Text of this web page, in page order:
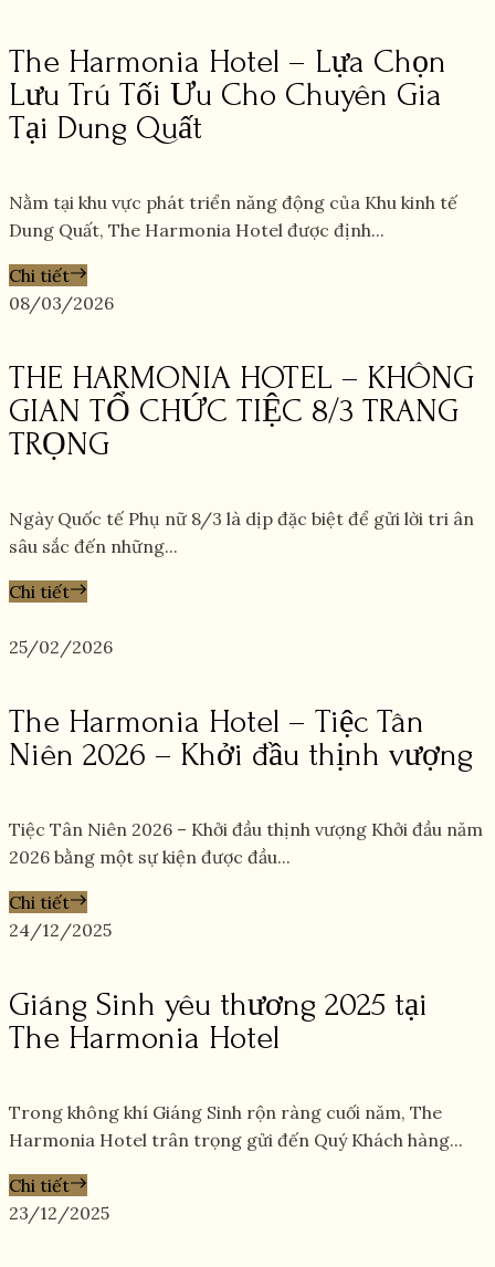
The Harmonia Hotel – Lựa Chọn
Lưu Trú Tối Ưu Cho Chuyên Gia
Tại Dung Quất
Nằm tại khu vực phát triển năng động của Khu kinh tế
Dung Quất, The Harmonia Hotel được định...
Chi tiết
08/03/2026
THE HARMONIA HOTEL – KHÔNG
GIAN TỔ CHỨC TIỆC 8/3 TRANG
TRỌNG
Ngày Quốc tế Phụ nữ 8/3 là dịp đặc biệt để gửi lời tri ân
sâu sắc đến những...
Chi tiết
25/02/2026
The Harmonia Hotel – Tiệc Tân
Niên 2026 – Khởi đầu thịnh vượng
Tiệc Tân Niên 2026 – Khởi đầu thịnh vượng Khởi đầu năm
2026 bằng một sự kiện được đầu...
Chi tiết
24/12/2025
Giáng Sinh yêu thương 2025 tại
The Harmonia Hotel
Trong không khí Giáng Sinh rộn ràng cuối năm, The
Harmonia Hotel trân trọng gửi đến Quý Khách hàng...
Chi tiết
23/12/2025